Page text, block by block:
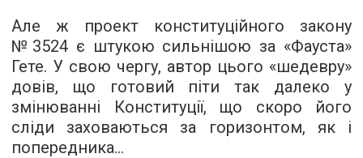
Але ж проект конституційного закону
№3524 є штукою сильнішою за «Фауста»
Гете. У свою чергу, автор цього «шедевру»
довів, що готовий піти так далеко у
змінюванні Конституції, що скоро його
сліди заховаються за горизонтом, як і
попередника...